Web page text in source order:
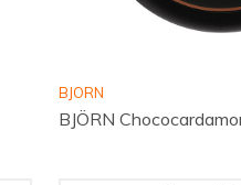
BJORN
BJÖRN